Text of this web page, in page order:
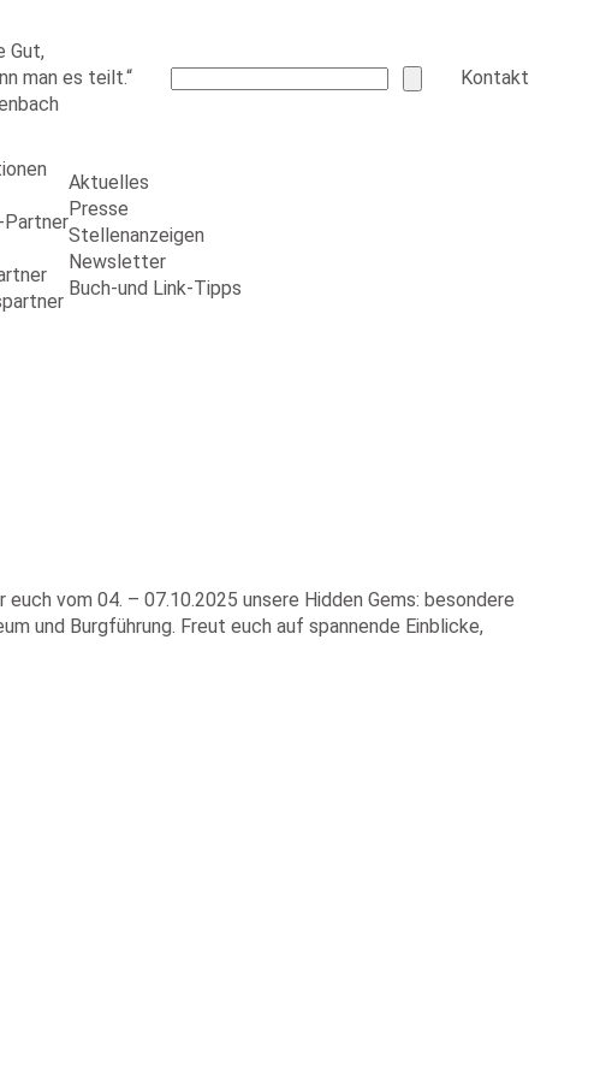
Gut,
man es teilt.“
Kontakt
Partner
Aktuelles
Presse
Stellenanzeigen
Newsletter
Buch-und Link-Tipps
vom 04. – 07.10.2025 unsere Hidden Gems: besondere
und Burgführung. Freut euch auf spannende Einblicke,